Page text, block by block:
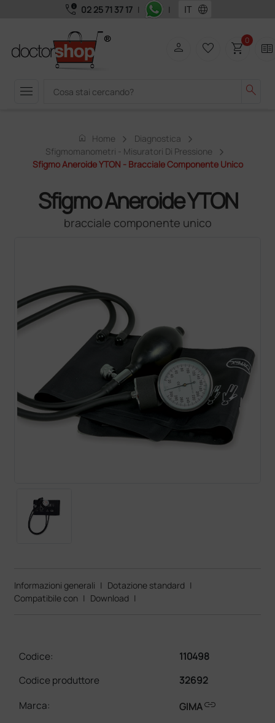
call_quality 02 25 71 37 17 | | language
menu search
person favorite_border shopping_cart0 two_pager
home Home
Diagnostica
Sfigmomanometri - Misuratori Di Pressione
Sfigmo Aneroide YTON - Bracciale Componente Unico
Sfigmo Aneroide YTON
bracciale componente unico
Informazioni generali | Dotazione standard |
Compatibile con | Download |
Codice:
110498
Codice produttore
32692
Marca:
GIMAlink